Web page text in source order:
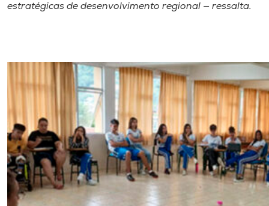
estratégicas de desenvolvimento regional — ressalta.